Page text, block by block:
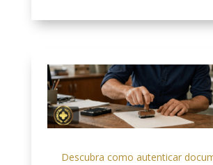
Descubra como autenticar